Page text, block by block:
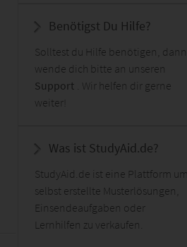
Benötigst Du Hilfe?
Solltest du Hilfe benötigen, dann
wende dich bitte an unseren
Support . Wir helfen dir gerne
weiter!
Was ist StudyAid.de?
StudyAid.de ist eine Plattform um
selbst erstellte Musterlösungen,
Einsendeaufgaben oder
Lernhilfen zu verkaufen.